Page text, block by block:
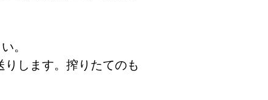
。
します。搾りたてのも